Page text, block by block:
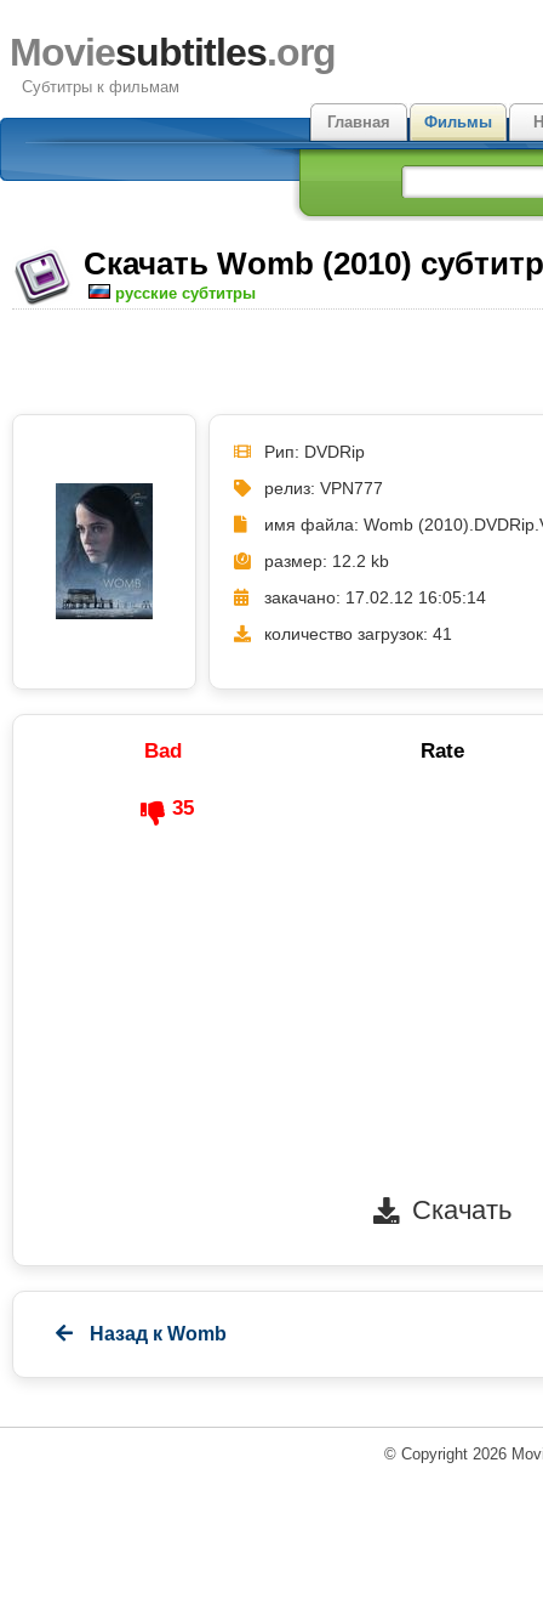
Moviesubtitles.org
Субтитры к фильмам
Главная
Фильмы
Скачать Womb (2010)
русские субтитры
Рип: DVDRip
релиз: VPN777
имя файла: Womb
размер: 12.2 kb
закачано: 17.02.12 16:05:14
количество загрузок: 41
Bad Rate
35
Скачать
Назад к Womb
© Copyright 2026